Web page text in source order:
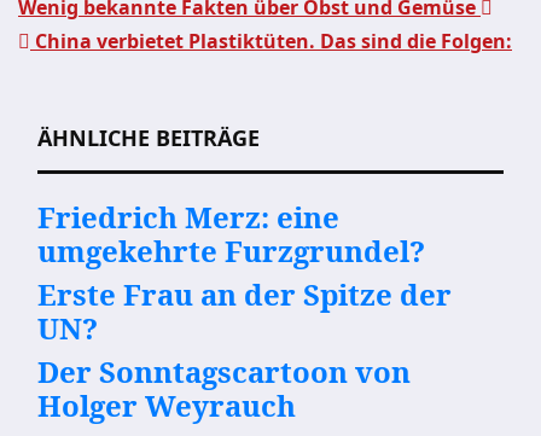
Wenig bekannte Fakten über Obst und Gemüse
China verbietet Plastiktüten. Das sind die Folgen:
ÄHNLICHE BEITRÄGE
Friedrich Merz: eine
umgekehrte Furzgrundel?
Erste Frau an der Spitze der
UN?
Der Sonntagscartoon von
Holger Weyrauch